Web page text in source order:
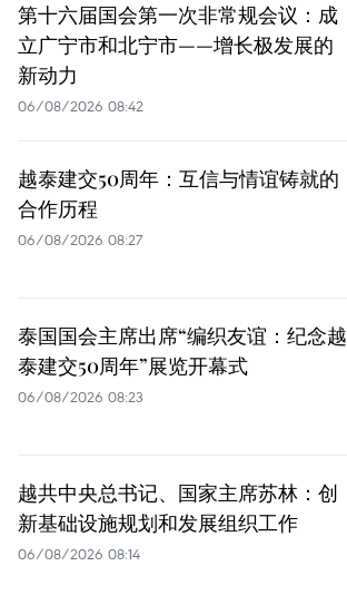
第十六届国会第一次非常规会议：成
立广宁市和北宁市——增长极发展的
新动力
06/08/2026 08:42
越泰建交50周年：互信与情谊铸就的
合作历程
06/08/2026 08:27
泰国国会主席出席“编织友谊：纪念越
泰建交50周年”展览开幕式
06/08/2026 08:23
越共中央总书记、国家主席苏林：创
新基础设施规划和发展组织工作
06/08/2026 08:14